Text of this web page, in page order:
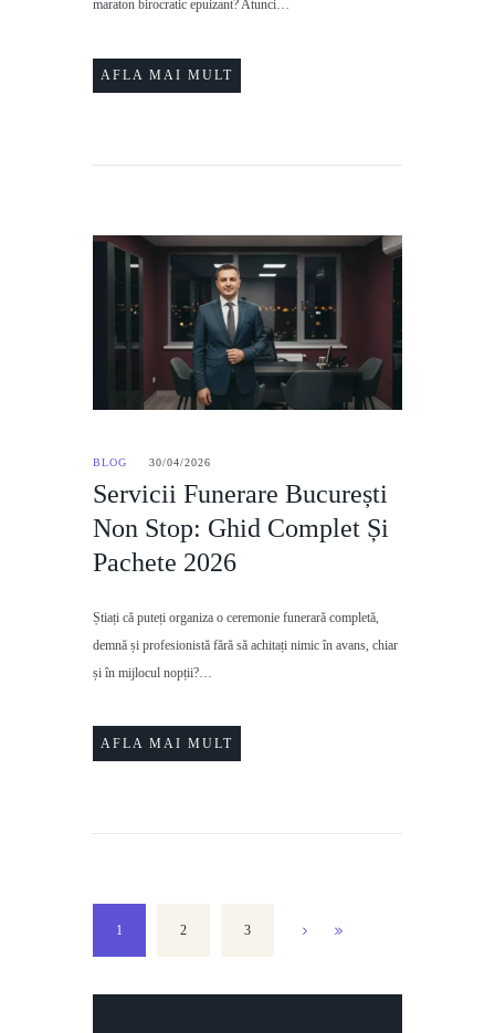
maraton birocratic epuizant? Atunci…
AFLA MAI MULT
BLOG 30/04/2026
Servicii Funerare București
Non Stop: Ghid Complet Și
Pachete 2026
Știați că puteți organiza o ceremonie funerară completă,
demnă și profesionistă fără să achitați nimic în avans, chiar
și în mijlocul nopții?…
AFLA MAI MULT
1 2 3